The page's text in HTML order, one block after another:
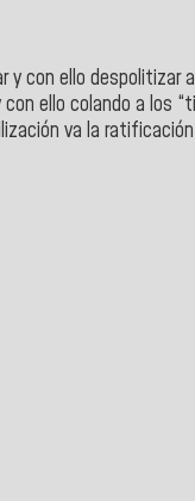
con ello despolitizar
ello colando a los
va la